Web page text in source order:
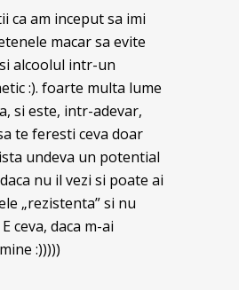
ca am inceput sa imi
macar sa evite
alcoolul intr-un
:). foarte multa lume
si este, intr-adevar,
te feresti ceva doar
undeva un potential
nu il vezi si poate ai
„rezistenta” si nu
ceva, daca m-ai
:)))))